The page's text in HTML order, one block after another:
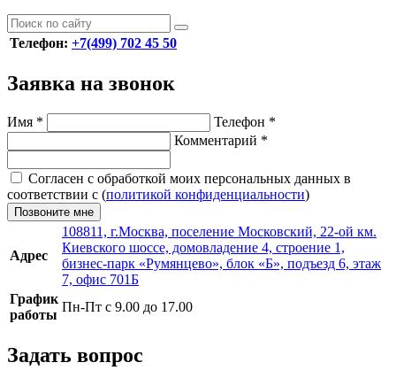
Телефон: +7(499) 702 45 50
Заявка на звонок
Имя * Телефон *
Комментарий *
Согласен с обработкой моих персональных данных в
соответствии с (политикой конфиденциальности)
Позвоните мне
Адрес
108811, г.Москва, поселение Московский, 22-ой км.
Киевского шоссе, домовладение 4, строение 1,
бизнес-парк «Румянцево», блок «Б», подъезд 6, этаж
7, офис 701Б
График
работы
Пн-Пт с 9.00 до 17.00
Задать вопрос